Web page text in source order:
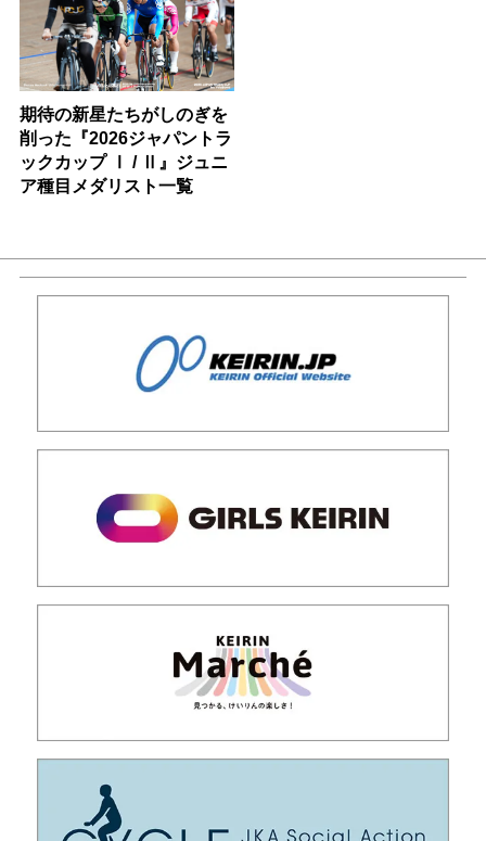
期待の新星たちがしのぎを
削った『2026ジャパントラ
ックカップ Ⅰ / Ⅱ』ジュニ
ア種目メダリスト一覧